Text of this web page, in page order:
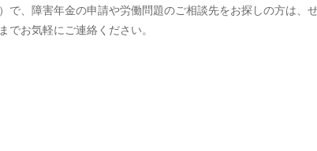
で、障害年金の申請や労働問題のご相談先をお探しの方は、
でお気軽にご連絡ください。